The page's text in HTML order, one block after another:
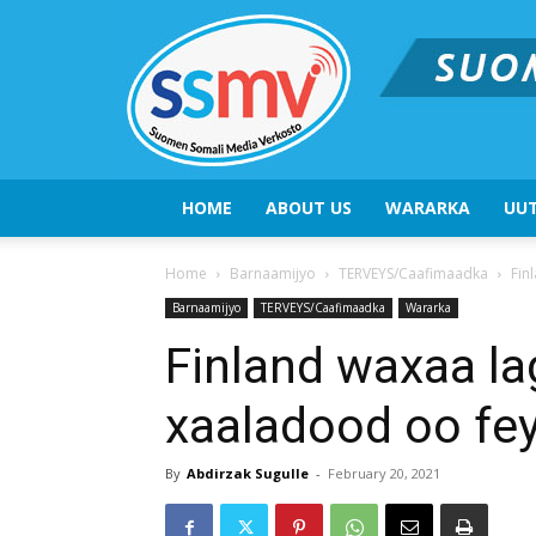
HOME ABOUT US WARARKA
Home Barnaamijyo TERVEYS/Caafimaadka
Barnaamijyo TERVEYS/Caafimaadka Wararka
Finland waxaa
xaaladood oo
By Abdirzak Sugulle - February 20, 2021